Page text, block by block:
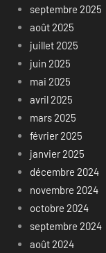
septembre 2025
août 2025
juillet 2025
juin 2025
mai 2025
avril 2025
mars 2025
février 2025
janvier 2025
décembre 2024
novembre 2024
octobre 2024
septembre 2024
août 2024